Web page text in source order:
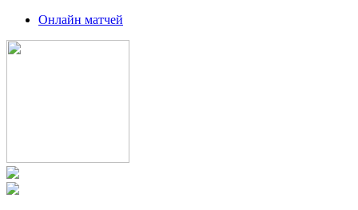
Онлайн матчей